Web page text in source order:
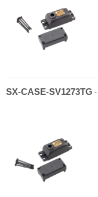
SX-CASE-SV1273TG -